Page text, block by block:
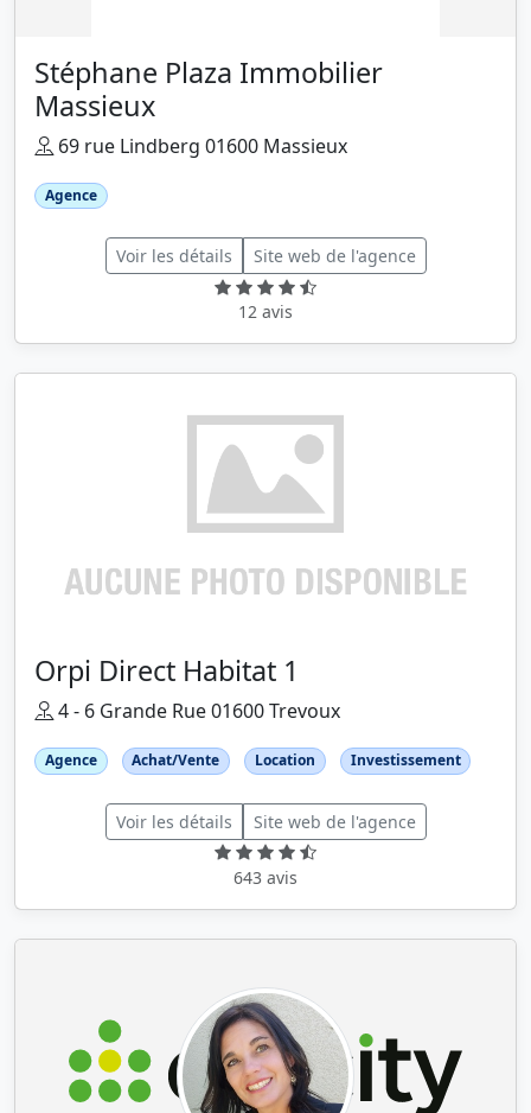
Stéphane Plaza Immobilier
Massieux
69 rue Lindberg 01600 Massieux
Agence
Voir les détails Site web de l'agence
12 avis
Orpi Direct Habitat 1
4 - 6 Grande Rue 01600 Trevoux
Agence Achat/Vente Location Investissement
Voir les détails Site web de l'agence
643 avis